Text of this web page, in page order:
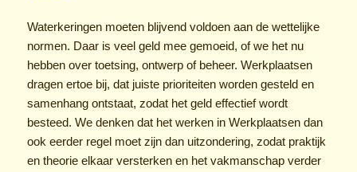
Waterkeringen moeten blijvend voldoen aan de wettelijke
normen. Daar is veel geld mee gemoeid, of we het nu
hebben over toetsing, ontwerp of beheer. Werkplaatsen
dragen ertoe bij, dat juiste prioriteiten worden gesteld en
samenhang ontstaat, zodat het geld effectief wordt
besteed. We denken dat het werken in Werkplaatsen dan
ook eerder regel moet zijn dan uitzondering, zodat praktijk
en theorie elkaar versterken en het vakmanschap verder